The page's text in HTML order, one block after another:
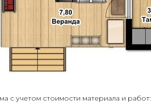
с учетом стоимости материала и работ: